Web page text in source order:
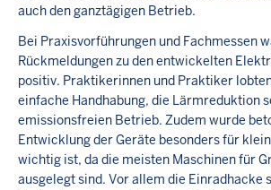
auch den ganztägigen Betrieb.
Bei Praxisvorführungen und Fachmessen
Rückmeldungen zu den entwickelten
positiv. Praktikerinnen und Praktiker
einfache Handhabung, die Lärmreduktion
emissionsfreien Betrieb. Zudem wurde
Entwicklung der Geräte besonders für
wichtig ist, da die meisten Maschinen für
ausgelegt sind. Vor allem die Einradhacke